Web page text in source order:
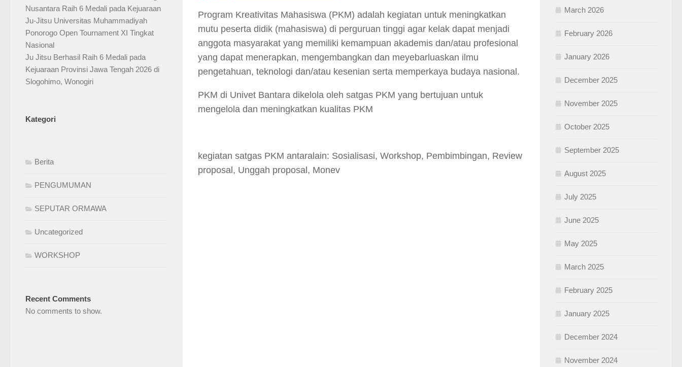
Program Kreativitas Mahasiswa (PKM) adalah kegiatan untuk meningkatkan
mutu peserta didik (mahasiswa) di perguruan tinggi agar kelak dapat menjadi
anggota masyarakat yang memiliki kemampuan akademis dan/atau profesional
yang dapat menerapkan, mengembangkan dan meyebarluaskan ilmu
pengetahuan, teknologi dan/atau kesenian serta memperkaya budaya nasional.
PKM di Univet Bantara dikelola oleh satgas PKM yang bertujuan untuk
mengelola dan meningkatkan kualitas PKM
kegiatan satgas PKM antaralain: Sosialisasi, Workshop, Pembimbingan, Review
proposal, Unggah proposal, Monev
Nusantara Raih 6 Medali pada Kejuaraan
Ju-Jitsu Universitas Muhammadiyah
Ponorogo Open Tournament XI Tingkat
Nasional
Ju Jitsu Berhasil Raih 6 Medali pada
Kejuaraan Provinsi Jawa Tengah 2026 di
Slogohimo, Wonogiri
Kategori
Berita
PENGUMUMAN
SEPUTAR ORMAWA
Uncategorized
WORKSHOP
Recent Comments
No comments to show.
March 2026
February 2026
January 2026
December 2025
November 2025
October 2025
September 2025
August 2025
July 2025
June 2025
May 2025
March 2025
February 2025
January 2025
December 2024
November 2024